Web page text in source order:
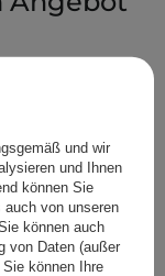
und wir
und Ihnen
können Sie
von unseren
können auch
von Daten (außer
können Ihre